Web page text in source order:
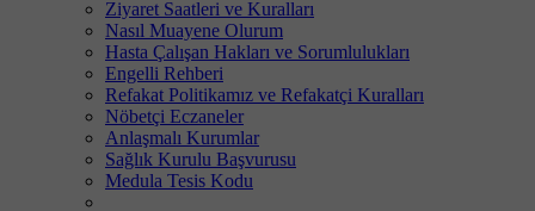
Ziyaret Saatleri ve Kuralları
Nasıl Muayene Olurum
Hasta Çalışan Hakları ve Sorumlulukları
Engelli Rehberi
Refakat Politikamız ve Refakatçi Kuralları
Nöbetçi Eczaneler
Anlaşmalı Kurumlar
Sağlık Kurulu Başvurusu
Medula Tesis Kodu